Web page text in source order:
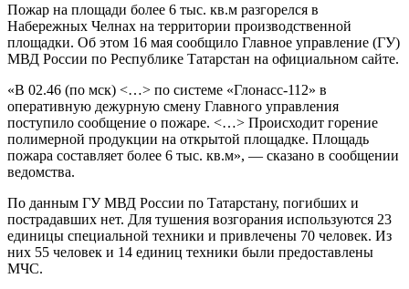
Пожар на площади более 6 тыс. кв.м разгорелся в
Набережных Челнах на территории производственной
площадки. Об этом 16 мая сообщило Главное управление (ГУ)
МВД России по Республике Татарстан на официальном сайте.
«В 02.46 (по мск) <…> по системе «Глонасс-112» в
оперативную дежурную смену Главного управления
поступило сообщение о пожаре. <…> Происходит горение
полимерной продукции на открытой площадке. Площадь
пожара составляет более 6 тыс. кв.м», — сказано в сообщении
ведомства.
По данным ГУ МВД России по Татарстану, погибших и
пострадавших нет. Для тушения возгорания используются 23
единицы специальной техники и привлечены 70 человек. Из
них 55 человек и 14 единиц техники были предоставлены
МЧС.